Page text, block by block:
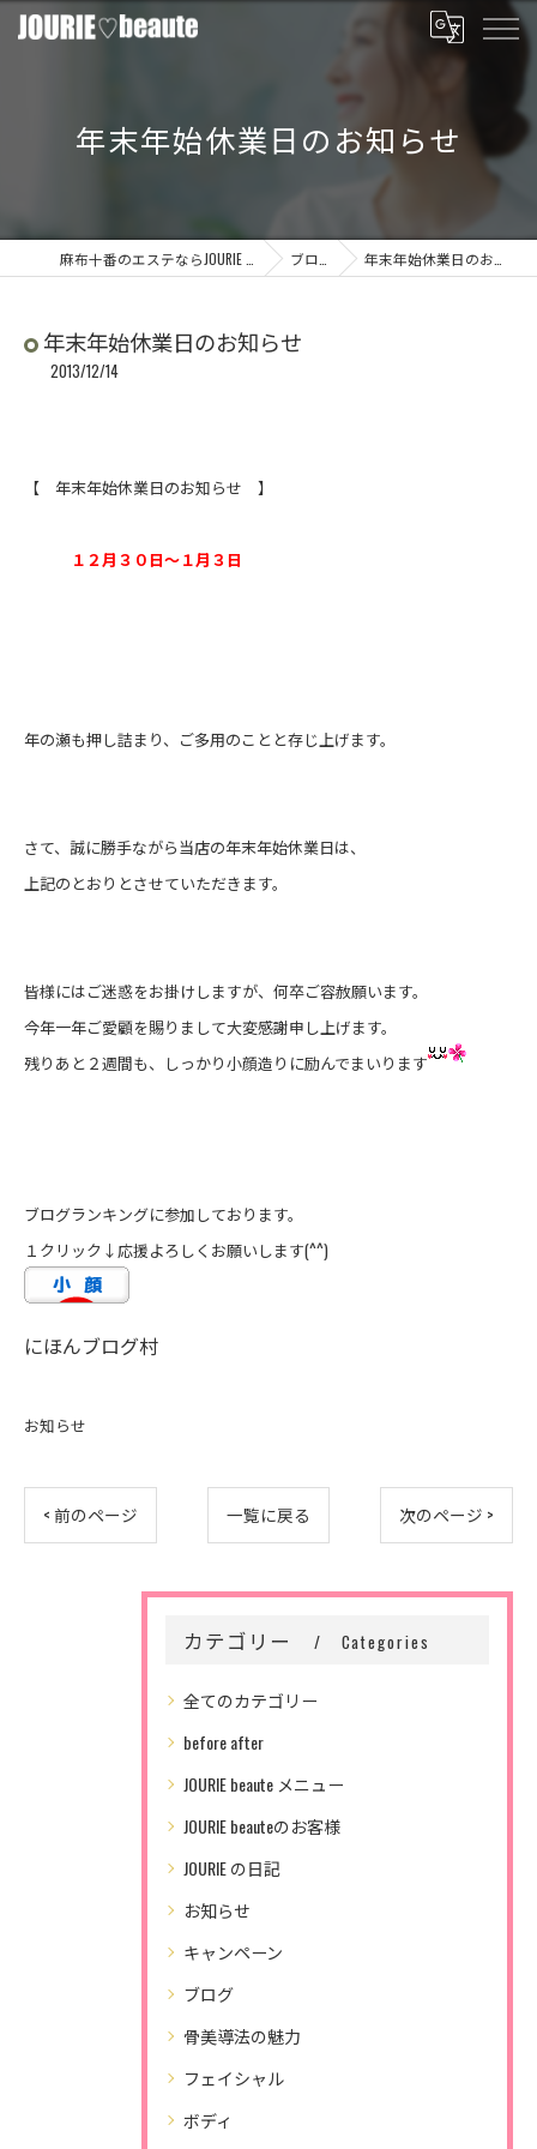
年末年始休業日のお知らせ
ブログ 年末年始休業日のお知らせ
年末年始休業日のお知らせ
2013/12/14
【 年末年始休業日のお知らせ 】
１２月３０日～１月３日
年の瀬も押し詰まり、ご多用のことと存じ上げます。
さて、誠に勝手ながら当店の年末年始休業日は、
上記のとおりとさせていただきます。
皆様にはご迷惑をお掛けしますが、何卒ご容赦願います。
今年一年ご愛顧を賜りまして大変感謝申し上げます。
残りあと２週間も、しっかり小顔造りに励んでまいります
ブログランキングに参加しております。
１クリック↓応援よろしくお願いします(^^)
にほんブログ村
お知らせ
< 前のページ 一覧に戻る 次のページ >
カテゴリー Categories
全てのカテゴリー
before after
JOURIE beaute メニュー
JOURIE beauteのお客様
JOURIE の日記
お知らせ
キャンペーン
ブログ
骨美導法の魅力
フェイシャル
ボディ